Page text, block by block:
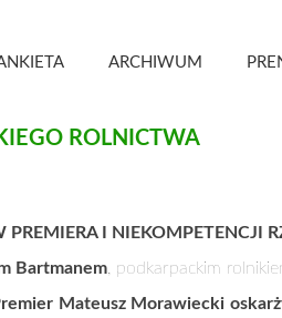
ARCHIWUM
ROLNICTWA
I NIEKOMPETENCJI
Bartmanem , podkarpackim
Mateusz Morawiecki